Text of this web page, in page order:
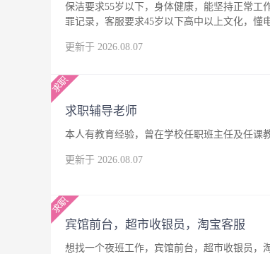
保洁要求55岁以下，身体健康，能坚持正常工
罪记录，客服要求45岁以下高中以上文化，懂
更新于 2026.08.07
求职辅导老师
本人有教育经验，曾在学校任职班主任及任课
更新于 2026.08.07
宾馆前台，超市收银员，淘宝客服
想找一个夜班工作，宾馆前台，超市收银员，